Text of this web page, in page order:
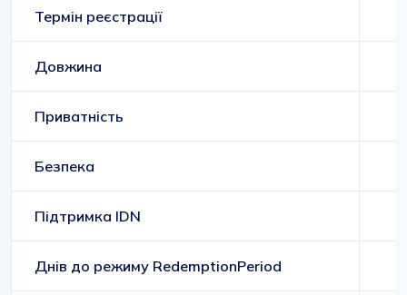
Термін реєстрації
Довжина
Приватність
Безпека
Підтримка IDN
Днів до режиму RedemptionPeriod